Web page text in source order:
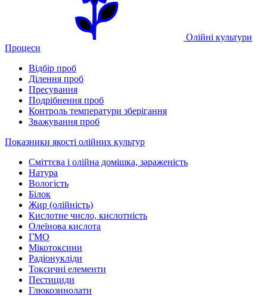
Олійні культури
Процеси
Відбір проб
Ділення проб
Пресування
Подрібнення проб
Контроль температури зберігання
Зважування проб
Показники якості олійних культур
Сміттєва і олійна домішка, зараженість
Натура
Вологість
Білок
Жир (олійність)
Кислотне число, кислотність
Олеїнова кислота
ГМО
Мікотоксини
Радіонукліди
Токсичні елементи
Пестициди
Глюкозинолати